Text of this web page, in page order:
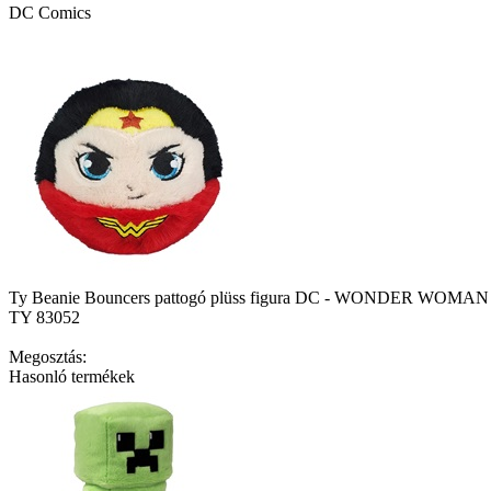
DC Comics
Ty Beanie Bouncers pattogó plüss figura DC - WONDER
TY 83052
Megosztás:
Hasonló termékek